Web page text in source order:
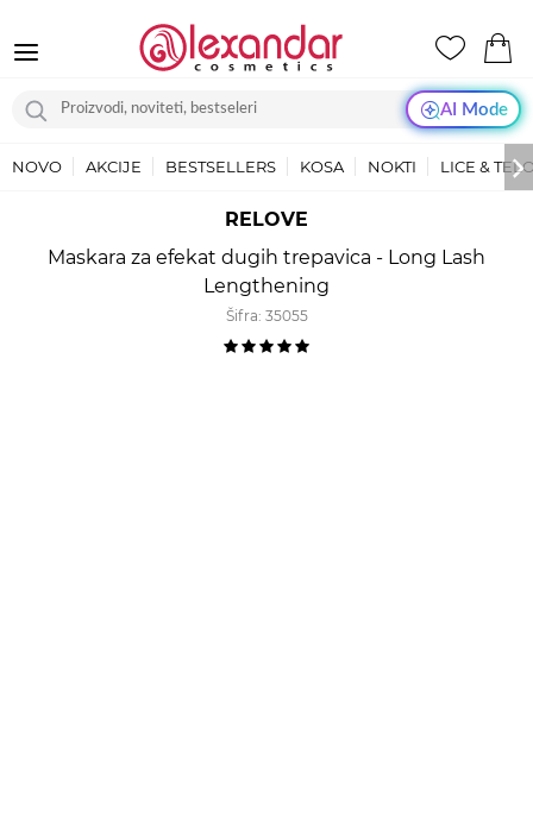
AI Mode
NOVO AKCIJE BESTSELLERS KOSA NOKTI LICE &
RELOVE
Maskara za efekat dugih trepavica - Long Lash
Lengthening
Šifra: 35055